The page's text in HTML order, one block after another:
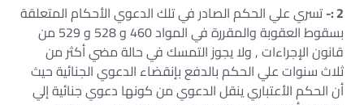
2 :- تسري علي الحكم الصادر في تلك الدعوي الأحكام المتعلقة
بسقوط العقوبة والمقررة في المواد 460 و 528 و 529 من
قانون الإجراءات , ولا يجوز التمسك في حالة مضي أكثر من
ثلاث سنوات علي الحكم بالدفع بإنقضاء الدعوي الجنائية حيث
أن الحكم الأعتباري ينقل الدعوي من كونها دعوي جنائية إلي